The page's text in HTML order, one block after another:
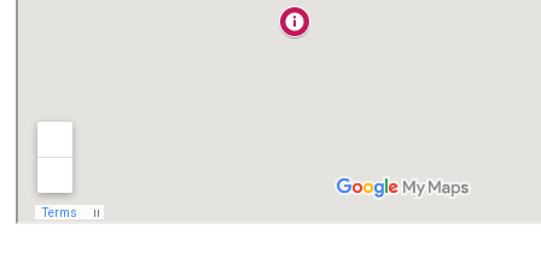
コラム
体験
イベント